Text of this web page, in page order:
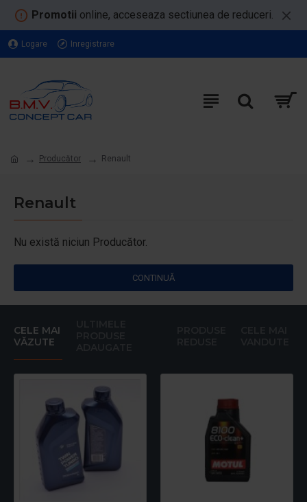
Promotii online, acceseaza sectiunea de reduceri.
Logare Inregistrare
Producător Renault
Renault
Nu există niciun Producător.
CONTINUĂ
CELE MAI
VĂZUTE